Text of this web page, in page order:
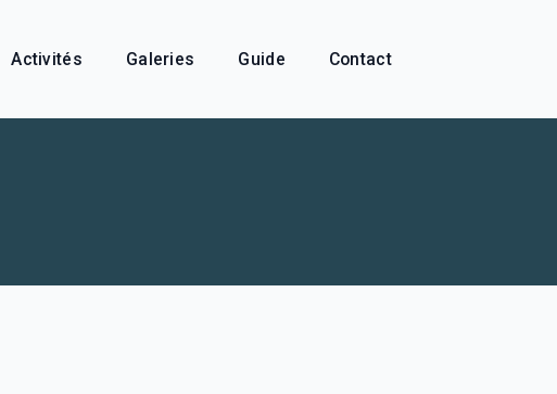
Activités Galeries Guide Contact